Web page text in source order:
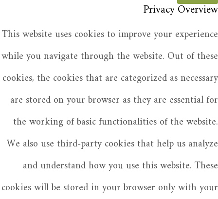
Privacy Overview
This website uses cookies to improve your experience
while you navigate through the website. Out of these
cookies, the cookies that are categorized as necessary
are stored on your browser as they are essential for
the working of basic functionalities of the website.
We also use third-party cookies that help us analyze
and understand how you use this website. These
cookies will be stored in your browser only with your